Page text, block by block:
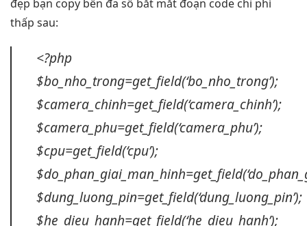
đẹp bạn copy bền đa số bắt mắt đoạn code chi phí
thấp sau:
<?php
$bo_nho_trong=get_field(‘bo_nho_trong’);
$camera_chinh=get_field(‘camera_chinh’);
$camera_phu=get_field(‘camera_phu’);
$cpu=get_field(‘cpu’);
$dung_luong_pin=get_field(‘dung_luong_pin’);
$he_dieu_hanh=get_field(‘he_dieu_hanh’);